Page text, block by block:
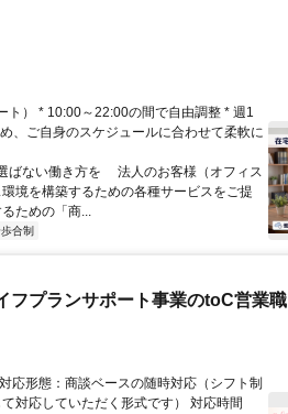
ト） * 10:00～22:00の間で自由調整 * 週1
、ご自身のスケジュールに合わせて柔軟に
ばない働き方を 法人のお客様（オフィス
境を構築するための各種サービスをご提
ための「商...
合制
フプランサポート事業のtoC営業職
応形態：商談ベースの随時対応（シフト制
対応していただく形式です） 対応時間